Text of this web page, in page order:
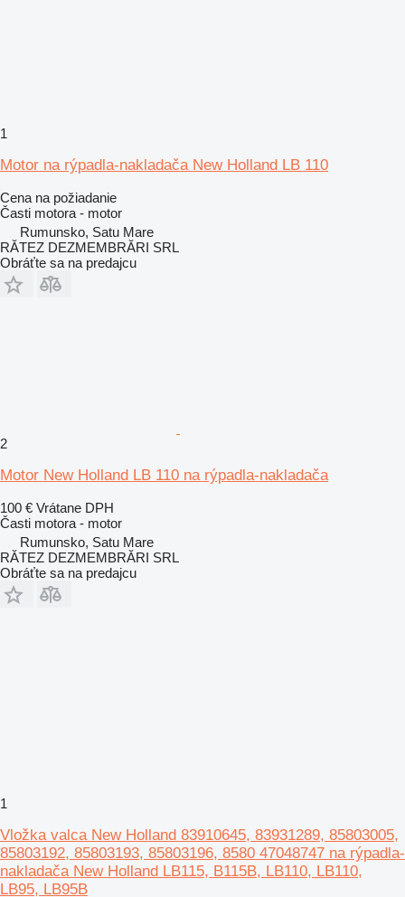
1
Motor na rýpadla-nakladača New Holland LB 110
Cena na požiadanie
Časti motora - motor
Rumunsko, Satu Mare
RĂTEZ DEZMEMBRĂRI SRL
Obráťte sa na predajcu
2
Motor New Holland LB 110 na rýpadla-nakladača
100 € Vrátane DPH
Časti motora - motor
Rumunsko, Satu Mare
RĂTEZ DEZMEMBRĂRI SRL
Obráťte sa na predajcu
1
Vložka valca New Holland 83910645, 83931289, 85803005,
85803192, 85803193, 85803196, 8580 47048747 na rýpadla-
nakladača New Holland LB115, B115B, LB110, LB110,
LB95, LB95B